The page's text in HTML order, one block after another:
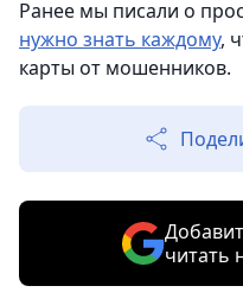
Ранее мы писали о
нужно знать каждому,
карты от мошенников.
читать